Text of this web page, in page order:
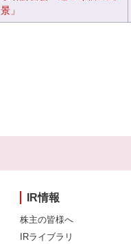
景」
IR情報
株主の皆様へ
IRライブラリ